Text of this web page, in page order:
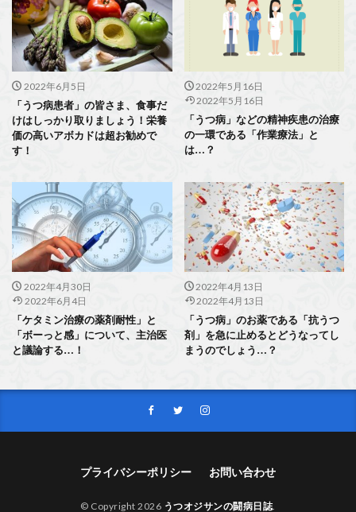
2022年6月5日
「うつ病患者」の皆さま、食事だ
けはしっかり取りましょう！栄養
価の高いアボカドは超お勧めで
す！
2022年5月16日
2022年5月16日
「うつ病」などの精神疾患の治療
の一環である「作業療法」と
は…？
2022年4月30日
2022年6月4日
「ケタミン治療の薬剤耐性」と
「ボーっと感」について、主治医
と議論する…！
2022年4月13日
2022年4月13日
「うつ病」のお薬である「抗うつ
剤」を急に止めるとどうなってし
まうのでしょう…？
プライバシーポリシー お問い合わせ
© Copyright 2026 うつオジサンの闘病日誌